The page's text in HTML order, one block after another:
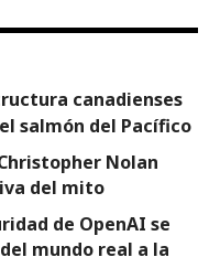
canadienses
salmón del Pacífico
Nolan
del mito
de OpenAI se
mundo real a la